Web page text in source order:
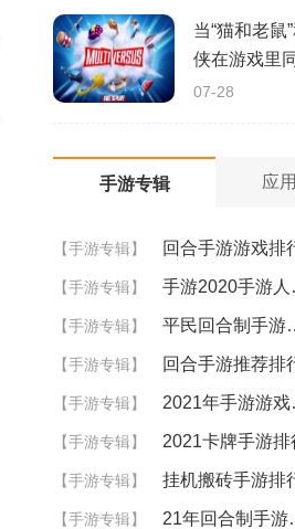
当“猫和老鼠
侠在游戏里
07-28
手游专辑 应
【手游专辑】 回合手游游戏排
【手游专辑】 手
【手游专辑】 平民
【手游专辑】 回合手游推荐排
【手游专辑】
【手游专辑】 2021卡牌手游排
【手游专辑】 挂机搬砖手游排
【手游专辑】 21